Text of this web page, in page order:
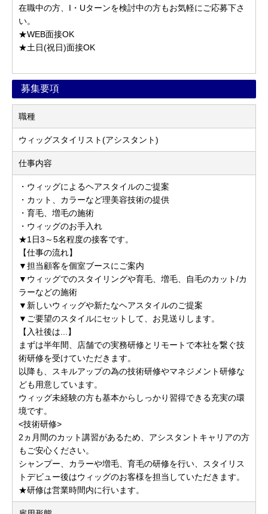
在職中の方、I・Uターンを検討中の方もお気軽にご応募下さ
い。
★WEB面接OK
★土日(祝日)面接OK
募集要項
職種
ウィッグスタイリスト(アシスタント)
仕事内容
・ウィッグによるヘアスタイルのご提案
・カット、カラーなど理美容技術の提供
・育毛、増毛の施術
・ウィッグのお手入れ
★1日3～5名程度の接客です。
【仕事の流れ】
▼担当顧客を個室ブースにご案内
▼ウィッグでのスタイリングや育毛、増毛、自毛のカット/カ
ラーなどの施術
▼新しいウィッグや新たなヘアスタイルのご提案
▼ご要望のスタイルにセットして、お見送りします。
【入社後は...】
まずは半年間、店舗での実務研修とリモートで本社を繋ぐ技
術研修を受けていただきます。
以降も、スキルアップの為の技術研修やマネジメント研修な
ども用意しています。
ウィッグ未経験の方も基本からしっかり習得できる充実の環
境です。
<技術研修>
2ヵ月間のカット講習があるため、アシスタントキャリアの方
もご安心ください。
シャンプー、カラーや増毛、育毛の研修を行い、スタイリス
トデビュー後はウィッグのお客様を担当していただきます。
★研修は営業時間内に行います。